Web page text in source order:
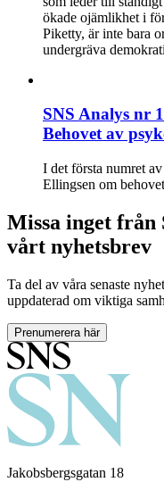
ökade ojämlikhet i
Piketty, är inte bara
undergräva
SNS Analys nr
Behovet av
I det första numret
Ellingsen om
Missa inget från
vårt nyhetsbrev
Ta del av våra senaste
uppdaterad om viktiga
Prenumerera här
Jakobsbergsgatan 18